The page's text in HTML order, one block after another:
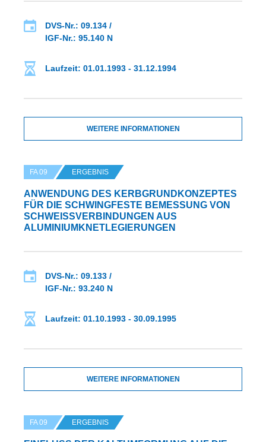
DVS-Nr.: 09.134 /
IGF-Nr.: 95.140 N
Laufzeit: 01.01.1993 - 31.12.1994
WEITERE INFORMATIONEN
FA 09 ERGEBNIS
ANWENDUNG DES KERBGRUNDKONZEPTES
FÜR DIE SCHWINGFESTE BEMESSUNG VON
SCHWEISSVERBINDUNGEN AUS A
LUMINIUMKNETLEGIERUNGEN
DVS-Nr.: 09.133 /
IGF-Nr.: 93.240 N
Laufzeit: 01.10.1993 - 30.09.1995
WEITERE INFORMATIONEN
FA 09 ERGEBNIS